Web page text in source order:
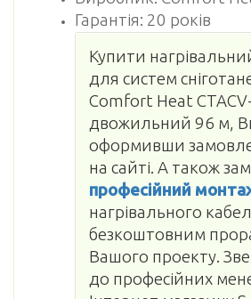
Гарантія: 20 років
Купити
для систем
Comfort Heat
двожильний 96 м,
оформивши
на сайті. А також
професійний
нагрівального
безкоштовним
Вашого проекту.
до професійних